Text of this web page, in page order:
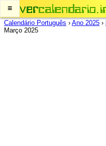
≡
Calendário Português › Ano 2025 ›
Março 2025